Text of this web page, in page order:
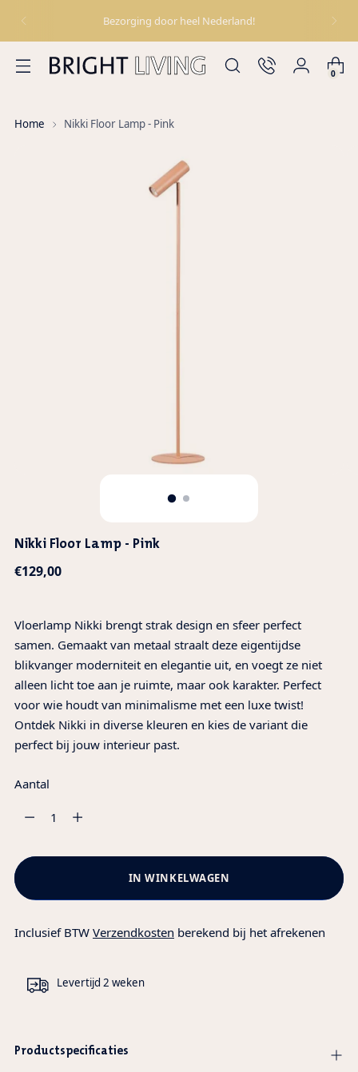
Bezorging door heel Nederland!
0
Home Nikki Floor Lamp - Pink
Nikki Floor Lamp - Pink
Normale
€129,00
Vloerlamp Nikki brengt strak design en sfeer perfect
samen. Gemaakt van metaal straalt deze eigentijdse
blikvanger moderniteit en elegantie uit, en voegt ze niet
alleen licht toe aan je ruimte, maar ook karakter. Perfect
voor wie houdt van minimalisme met een luxe twist!
Ontdek Nikki in diverse kleuren en kies de variant die
perfect bij jouw interieur past.
Aantal
IN WINKELWAGEN
Inclusief BTW Verzendkosten berekend bij het afrekenen
Levertijd 2 weken
Productspecificaties